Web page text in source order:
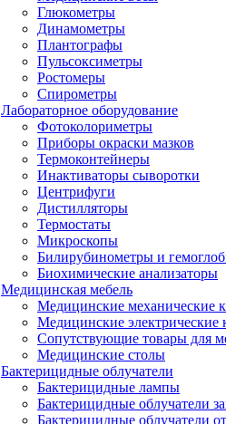
Глюкометры
Динамометры
Плантографы
Пульсоксиметры
Ростомеры
Спирометры
Лабораторное оборудование
Фотоколориметры
Приборы окраски мазков
Термоконтейнеры
Инактиваторы сыворотки
Центрифуги
Дистилляторы
Термостаты
Микроскопы
Билирубинометры и
Биохимические анализаторы
Медицинская мебель
Медицинские механические
Медицинские электрические
Сопутствующие товары для
Медицинские столы
Бактерицидные облучатели
Бактерицидные лампы
Бактерицидные облучатели
Бактерицидные облучатели